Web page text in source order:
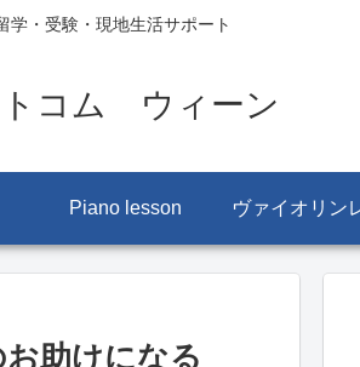
学・受験・現地生活サポート
トコム ウィーン
Piano lesson
助けになる